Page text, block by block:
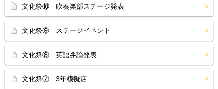
文化祭⑩ 吹奏楽部ステージ発表
文化祭⑨ ステージイベント
文化祭⑧ 英語弁論発表
文化祭⑦ 3年模擬店